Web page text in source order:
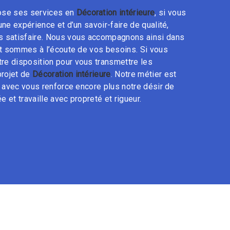
ses services en Décoration intérieure, si vous
expérience et d’un savoir-faire de qualité,
satisfaire. Nous vous accompagnons ainsi dans
sommes à l’écoute de vos besoins. Si vous
disposition pour vous transmettre les
de Décoration intérieure. Notre métier est
vous renforce encore plus notre désir de
et travaille avec propreté et rigueur.